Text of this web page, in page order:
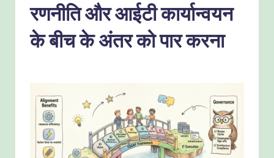
di
a
रणनीति और आईटी कार्यान्वयन
के बीच के अंतर को पार करना